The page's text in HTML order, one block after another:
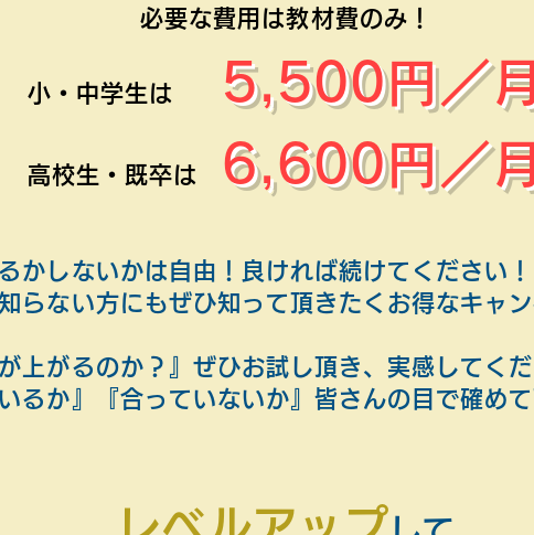
必要な費用は教材費のみ！
小・中学生は 5,500円／
高校生・既卒は 6,600円／
かしないかは自由！良ければ続けてください！
らない方にもぜひ知って頂きたくお得なキャ
上がるのか？』ぜひお試し頂き、実感してく
るか』『合っていないか』皆さんの目で確め
レベルアップ